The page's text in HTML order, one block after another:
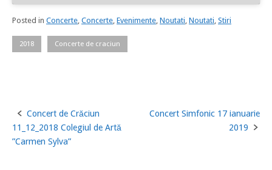
Posted in Concerte Concerte Evenimente Noutati Noutati Stiri
2018 Concerte de craciun
Post
navigation
Concert de Crăciun
11_12_2018 Colegiul de Artă
”Carmen Sylva”
Concert Simfonic 17 ianuarie
2019